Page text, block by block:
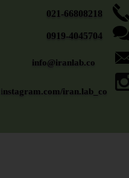
​​​​​021-66808218
0919-4045704
info@iranlab.co
instagram.com/iran.lab_co